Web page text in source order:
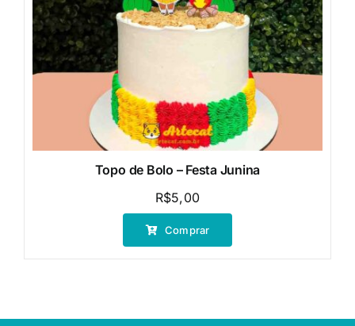
Topo de Bolo – Festa Junina
R$5,00
Comprar